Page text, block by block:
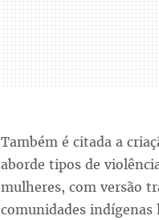
Também é citada a
aborde tipos de
mulheres, com versão
comunidades indígenas